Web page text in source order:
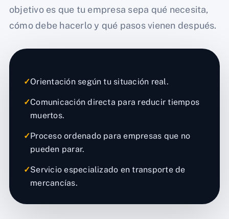
objetivo es que tu empresa sepa qué necesita,
cómo debe hacerlo y qué pasos vienen después.
✓Orientación según tu situación real.
✓Comunicación directa para reducir tiempos
muertos.
✓Proceso ordenado para empresas que no
pueden parar.
✓Servicio especializado en transporte de
mercancías.